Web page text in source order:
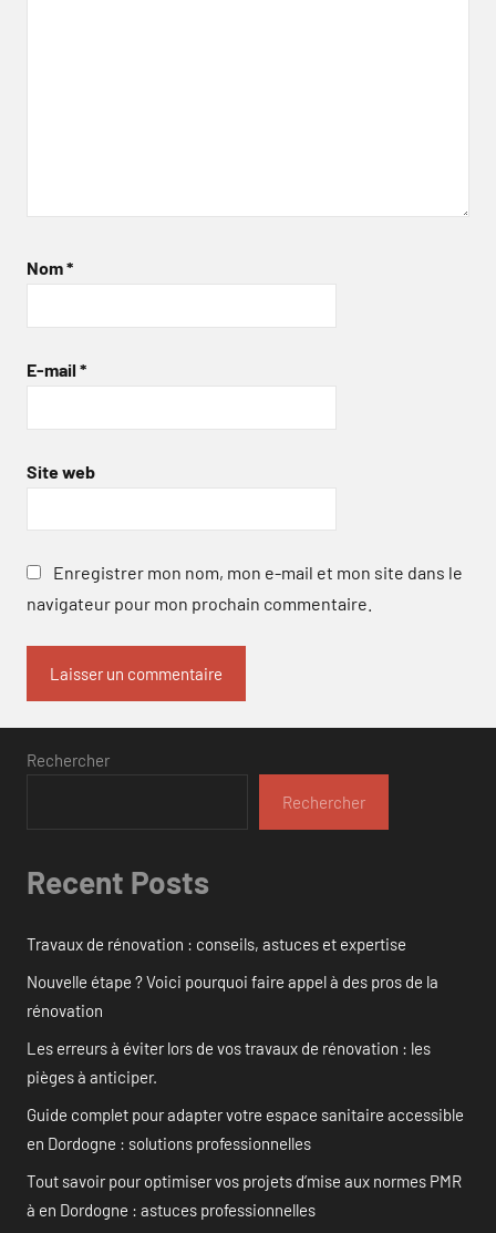
Nom*
E-mail *
Site web
Enregistrer mon nom, mon e-mail et mon site dans le
navigateur pour mon prochain commentaire.
Rechercher
Rechercher
Recent Posts
Travaux de rénovation : conseils, astuces et expertise
Nouvelle étape ? Voici pourquoi faire appel à des pros de la
rénovation
Les erreurs à éviter lors de vos travaux de rénovation : les
pièges à anticiper.
Guide complet pour adapter votre espace sanitaire accessible
en Dordogne : solutions professionnelles
Tout savoir pour optimiser vos projets d’mise aux normes PMR
à en Dordogne : astuces professionnelles